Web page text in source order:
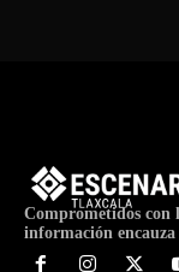
Comprometidos con
información